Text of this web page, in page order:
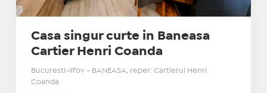
Casa singur curte in Baneasa
Cartier Henri Coanda
Bucuresti-Ilfov - BANEASA, reper: Cartierul Henri
Coanda